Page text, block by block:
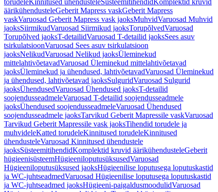
torudeleKinnitused ühendusteleSüsteemitihendidKomplektid kruvid
äärikühendusteleGeberit Mapress vaskGeberit Mapress
vaskVaruosad Geberit Mapress vask jaoksMuhvidVaruosad Muhvid
jaoksSiirmikudVaruosad Siirmikud jaoksTorupõlvedVaruosad
Torupõlved jaoksT-detailidVaruosad T-detailid jaoksSees asuv
tsirkulatsioonVaruosad Sees asuv tsirkulatsioon
jaoksNelikudVaruosad Nelikud jaoksÜleminekud
mittelahtivõetavadVaruosad Üleminekud mittelahtivõetavad
jaoksÜleminekud ja ühendused, lahtivõetavadVaruosad Üleminekud
ja ühendused, lahtivõetavad jaoksSulguridVaruosad Sulgurid
jaoksÜhendusedVaruosad Ühendused jaoksT-detailid
soojendusseadmeleVaruosad T-detailid soojendusseadmele
jaoksÜhendused soojendusseadmeleVaruosad Ühendused
soojendusseadmele jaoksTarvikud Geberit Mapressile vaskVaruosad
Tarvikud Geberit Mapressile vask jaoksTihendid torudele ja
muhvideleKatted torudeleKinnitused torudeleKinnitused
ühendusteleVaruosad Kinnitused ühendustele
jaoksSüsteemitihendidKomplektid kruvid äärikühendusteleGeberit
hügieenisüsteemHügieeniloputusüksusedVaruosad
Hügieeniloputusüksused jaoksHügieenilise loputusega loputuskastid
ja WC-juhtseadmedVaruosad Hügieenilise loputusega loputuskastid
ja WC-juhtseadmed jaoksHügieeni-paigaldusmoodulidVaruosad